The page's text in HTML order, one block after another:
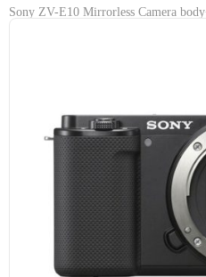
Sony ZV-E10 Mirrorless Camera body